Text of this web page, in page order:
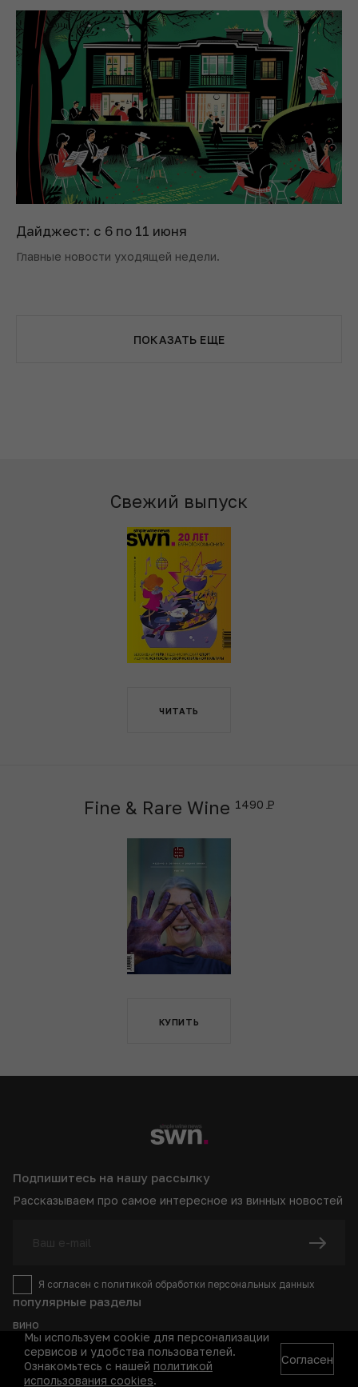
Дайджест: с 6 по 11 июня
Главные новости уходящей недели.
ПОКАЗАТЬ ЕЩЕ
Свежий выпуск
ЧИТАТЬ
Fine & Rare Wine 1490
КУПИТЬ
популярные разделы
вино
новости
страны и регионы
сорта винограда
крепкое и не только
Подпишитесь на нашу рассылку
Рассказываем про самое интересное из винных новостей
Я согласен с политикой обработки персональных данных
Мы используем cookie для персонализации
сервисов и удобства пользователей.
Ознакомьтесь с нашей политикой
использования cookies.
Согласен